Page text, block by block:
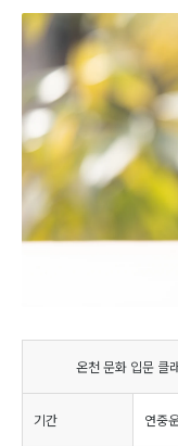
온천 문화 입문 클
기간 연중